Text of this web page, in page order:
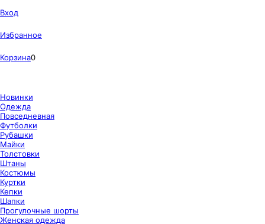
Вход
Избранное
Корзина0
Новинки
Одежда
Повседневная
Футболки
Рубашки
Майки
Толстовки
Штаны
Костюмы
Куртки
Кепки
Шапки
Прогулочные шорты
Женская одежда